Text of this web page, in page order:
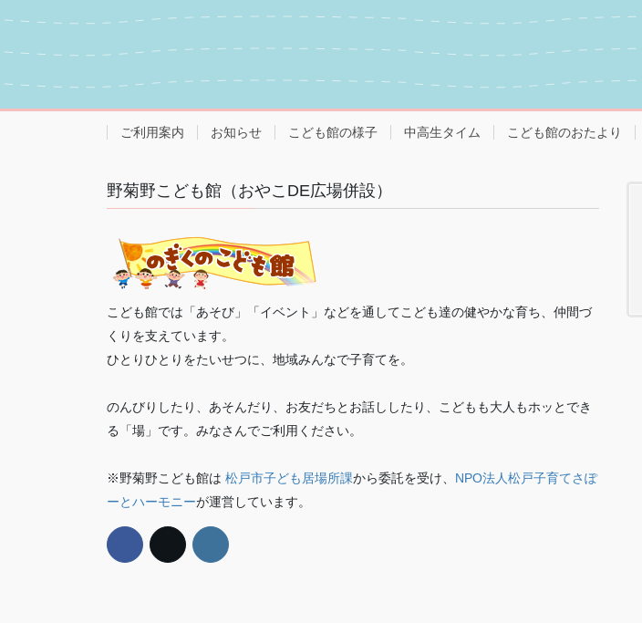
ご利用案内 お知らせ こども館の様子 中高生タイム こども館のおたより
野菊野こども館（おやこDE広場併設）
こども館では「あそび」「イベント」などを通してこども達の健やかな育ち、仲間づ
くりを支えています。
ひとりひとりをたいせつに、地域みんなで子育てを。
のんびりしたり、あそんだり、お友だちとお話ししたり、こどもも大人もホッとでき
る「場」です。みなさんでご利用ください。
※野菊野こども館は 松戸市子ども居場所課から委託を受け、 NPO法人松戸子育てさぽ
ーとハーモニーが運営しています。